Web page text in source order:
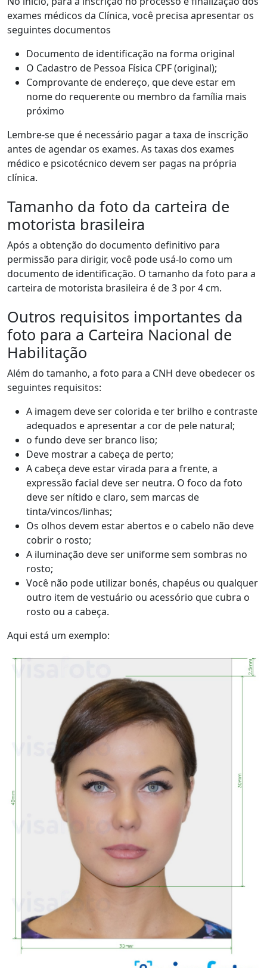
exames médicos da Clínica, você precisa apresentar os
seguintes documentos
Documento de identificação na forma original
O Cadastro de Pessoa Física CPF (original);
Comprovante de endereço, que deve estar em
nome do requerente ou membro da família mais
próximo
Lembre-se que é necessário pagar a taxa de inscrição
antes de agendar os exames. As taxas dos exames
médico e psicotécnico devem ser pagas na própria
clínica.
Tamanho da foto da carteira de
motorista brasileira
Após a obtenção do documento definitivo para
permissão para dirigir, você pode usá-lo como um
documento de identificação. O tamanho da foto para a
carteira de motorista brasileira é de 3 por 4 cm.
Outros requisitos importantes da
foto para a Carteira Nacional de
Habilitação
Além do tamanho, a foto para a CNH deve obedecer os
seguintes requisitos:
A imagem deve ser colorida e ter brilho e contraste
adequados e apresentar a cor de pele natural;
o fundo deve ser branco liso;
Deve mostrar a cabeça de perto;
A cabeça deve estar virada para a frente, a
expressão facial deve ser neutra. O foco da foto
deve ser nítido e claro, sem marcas de
tinta/vincos/linhas;
Os olhos devem estar abertos e o cabelo não deve
cobrir o rosto;
A iluminação deve ser uniforme sem sombras no
rosto;
Você não pode utilizar bonés, chapéus ou qualquer
outro item de vestuário ou acessório que cubra o
rosto ou a cabeça.
Aqui está um exemplo: